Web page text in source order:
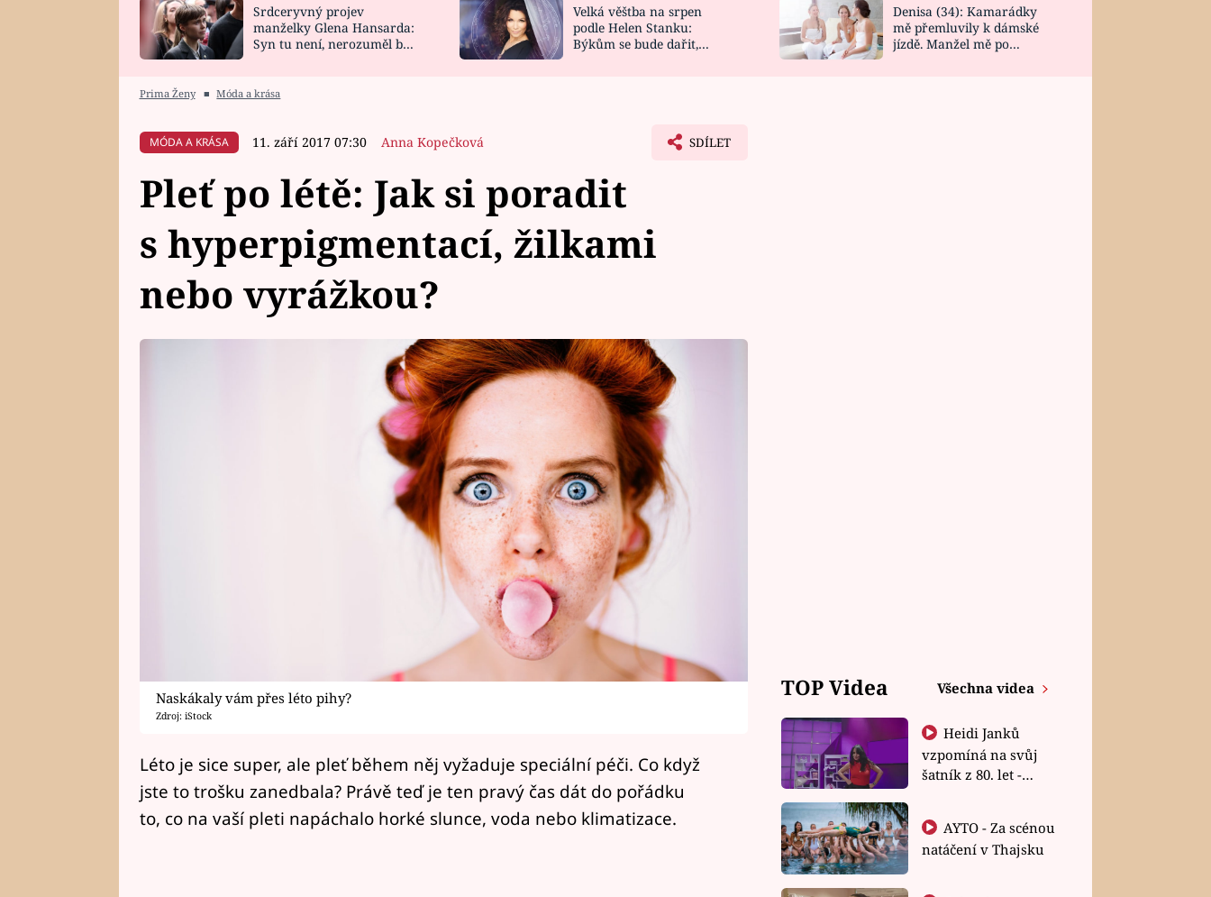
HOROSKOP NA
CELEBRITY
VAŘENÍ
NOVINKY
VIDEORECEPTY
DESIGN
Srdceryvný projev
manželky Glena Hansarda:
Syn tu není, nerozuměl by
Velká věštba na srpen
podle Helen Stanku:
Býkům se bude dařit,
Denisa (34): Kamarádky
mě přemluvily k dámské
jízdě. Manžel mě po
Prima Ženy ■ Móda a krása
MÓDA A KRÁSA 11. září 2017 07:30 Anna Kopečková SDÍLET
Pleť po létě: Jak si poradit
s hyperpigmentací, žilkami
nebo vyrážkou?
Naskákaly vám přes léto pihy?
Zdroj: iStock
Léto je sice super, ale pleť během něj vyžaduje speciální péči. Co když
jste to trošku zanedbala? Právě teď je ten pravý čas dát do pořádku
to, co na vaší pleti napáchalo horké slunce, voda nebo klimatizace.
TOP Videa Všechna videa
Heidi Janků
vzpomíná na svůj
šatník z 80. let -
natáčení v Thajsku